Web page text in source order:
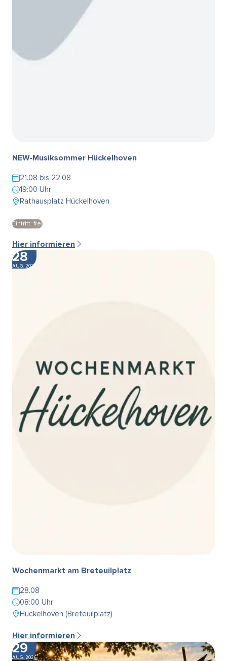
NEW-Musiksommer Hückelhoven
21.08 bis 22.08
19:00 Uhr
Rathausplatz Hückelhoven
Eintritt: frei
Hier informieren
28
AUG. 2026
Wochenmarkt am Breteuilplatz
28.08
08:00 Uhr
Hückelhoven (Breteuilplatz)
Hier informieren
29
AUG. 2026